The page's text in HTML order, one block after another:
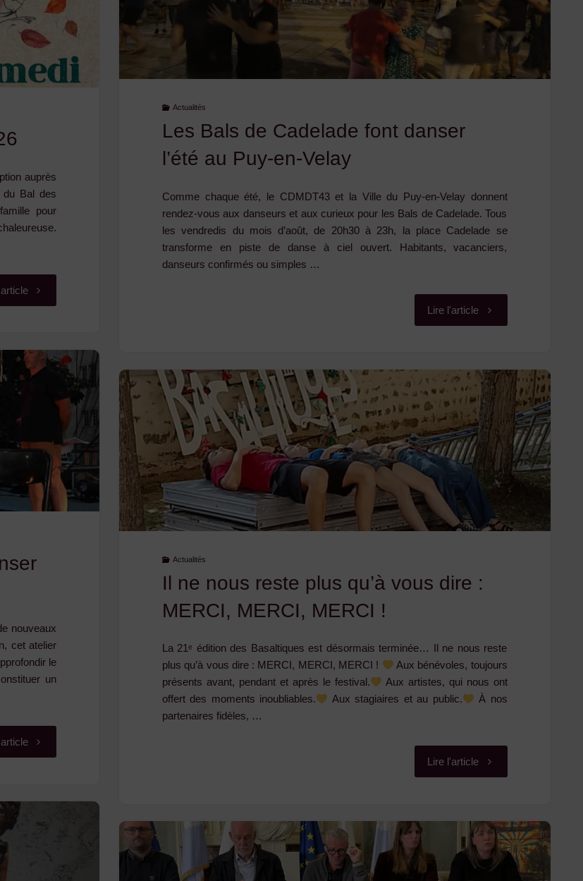
auprès
Bal des
pour
"Kolossal
#5
octobre
2026"
Actualités
Les Bals de Cadelade font danser
l’été au Puy-en-Velay
Comme chaque été, le CDMDT43 et la Ville du Puy-en-Velay donnent
rendez-vous aux danseurs et aux curieux pour les Bals de Cadelade. Tous
les vendredis du mois d’août, de 20h30 à 23h, la place Cadelade se
transforme en piste de danse à ciel ouvert. Habitants, vacanciers,
danseurs confirmés ou simples …
Lire l'article"Les
de
Cadelade
danser
au
nouveaux
cet atelier
le
un
"Rejoignez
vocal
Actualités
Il ne nous reste plus qu’à vous dire :
MERCI, MERCI, MERCI !
La 21ᵉ édition des Basaltiques est désormais terminée… Il ne nous reste
plus qu’à vous dire : MERCI, MERCI, MERCI !
Aux bénévoles, toujours
présents avant, pendant et après le festival.
Aux artistes, qui nous ont
offert des moments inoubliables.
Aux stagiaires et au public.
À nos
partenaires fidèles, …
Lire l'article"Il
nous
reste